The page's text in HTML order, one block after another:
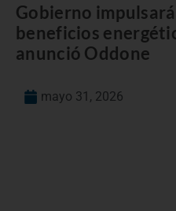
Gobierno
beneficios
anunció Oddone
mayo 31, 2026